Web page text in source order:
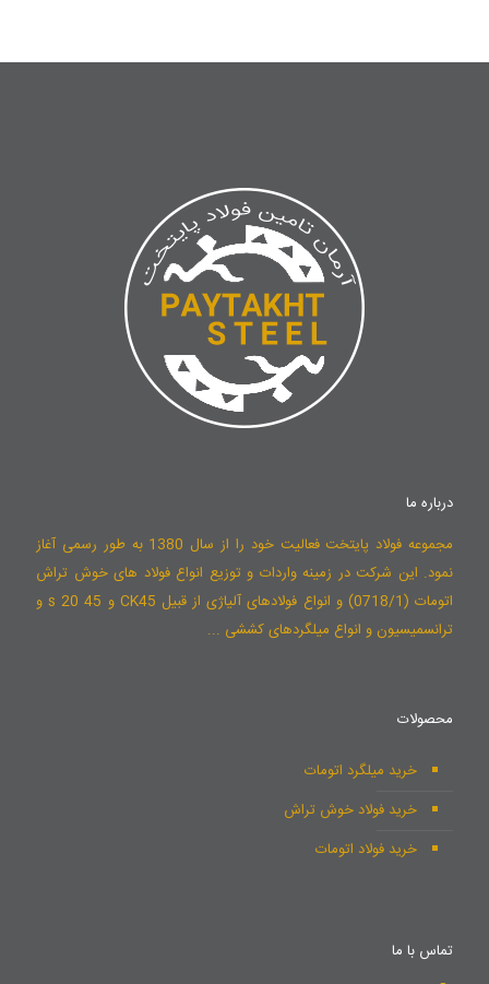
درباره ما
مجموعه فولاد پایتخت فعالیت خود را از سال 1380 به طور رسمی آغاز
نمود. این شرکت در زمینه واردات و توزیع انواع فولاد های خوش تراش
اتومات (0718/1) و انواع فولادهای آلیاژی از قبیل CK45 و 45 s 20 و
ترانسمیسیون و انواع میلگردهای کششی ...
محصولات
خرید میلگرد اتومات
خرید فولاد خوش تراش
خرید فولاد اتومات
تماس با ما